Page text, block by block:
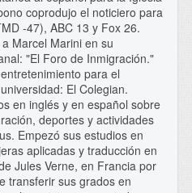
coprodujo el noticiero para
-47), ABC 13 y Fox 26.
Marcel Marini en su
"El Foro de Inmigración."
para el
El Colegian.
en inglés y en español sobre
deportes y actividades
Empezó sus estudios en
aplicadas y traducción en
Jules Verne, en Francia por
transferir sus grados en